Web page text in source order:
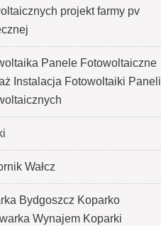
projekt farmy pv
Panele Fotowoltaiczne
Instalacja Fotowoltaiki Paneli
Wałcz
Bydgoszcz Koparko
Wynajem Koparki